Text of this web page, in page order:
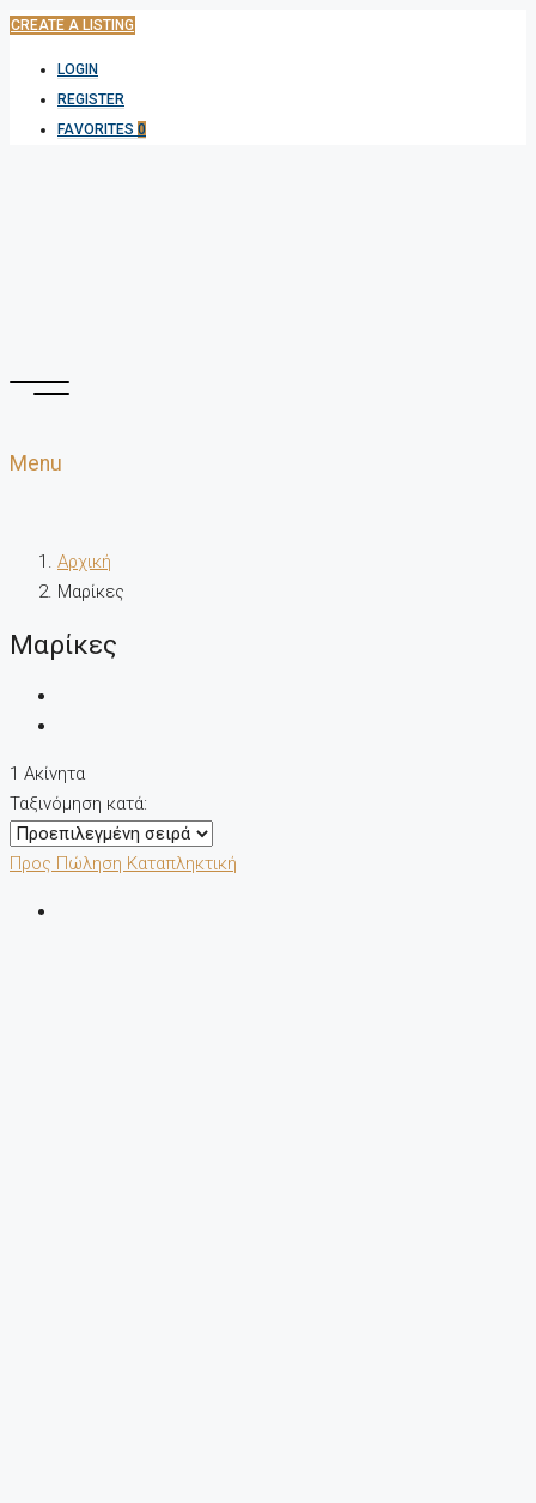
CREATE A LISTING
LOGIN
REGISTER
FAVORITES 0
Menu
Αρχική
Μαρίκες
Μαρίκες
1 Ακίνητα
Ταξινόμηση κατά:
Προς Πώληση Καταπληκτική